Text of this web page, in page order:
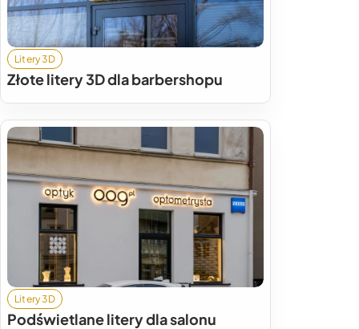
Litery 3D
Złote litery 3D dla barbershopu
Litery 3D
Podświetlane litery dla salonu